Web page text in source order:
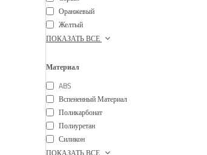
Оранжевый
Желтый
ПОКАЗАТЬ ВСЕ
Материал
ABS
Вспененный Материал
Поликарбонат
Полиуретан
Силикон
ПОКАЗАТЬ ВСЕ